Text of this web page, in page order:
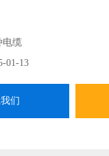
电缆
01-13
们